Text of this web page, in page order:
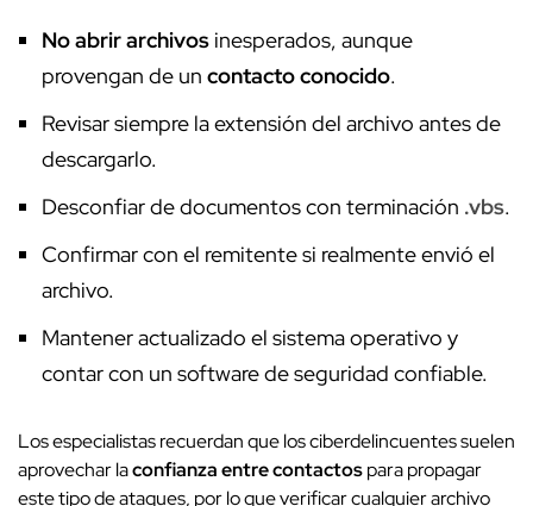
No abrir archivos inesperados, aunque
provengan de un contacto conocido.
Revisar siempre la extensión del archivo antes de
descargarlo.
Desconfiar de documentos con terminación .vbs.
Confirmar con el remitente si realmente envió el
archivo.
Mantener actualizado el sistema operativo y
contar con un software de seguridad confiable.
Los especialistas recuerdan que los ciberdelincuentes suelen
aprovechar laconfianza entre contactospara propagar
este tipo de ataques, por lo que verificar cualquier archivo